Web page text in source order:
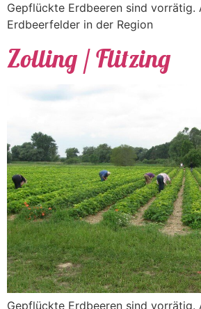
Gepflückte Erdbeeren sind vorrätig.
Erdbeerfelder in der Region
Zolling / Flitzing
Gepflückte Erdbeeren sind vorrätig.